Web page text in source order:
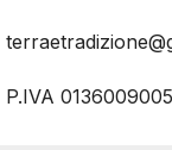
P.IVA